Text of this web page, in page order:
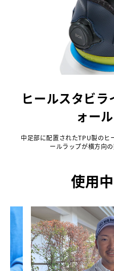
ヒールスタビ
ォー
中足部に配置されたTPU製のヒ
ールラップが横方向
使用